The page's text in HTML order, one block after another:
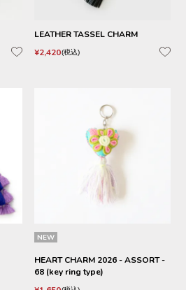
LEATHER TASSEL CHARM
¥2,420 税込
NEW
HEART CHARM 2026 - ASSORT -
68 (key ring type)